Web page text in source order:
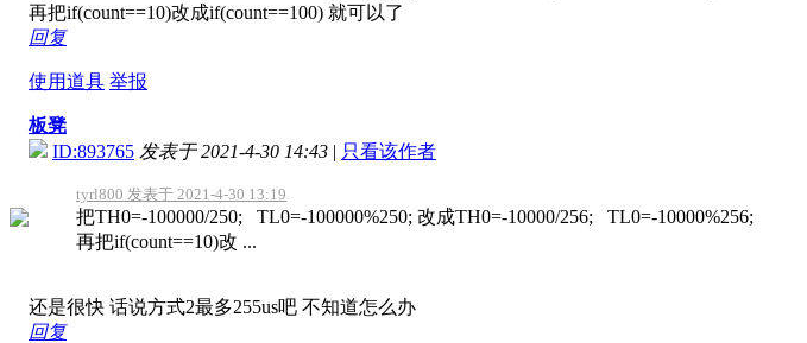
再把if(count==10)改成if(count==100) 就可以了
回复
使用道具 举报
板凳
ID:893765 发表于 2021-4-30 14:43 | 只看该作者
tyrl800 发表于 2021-4-30 13:19
把TH0=-100000/250; TL0=-100000%250; 改成TH0=-10000/256; TL0=-10000%256;
再把if(count==10)改 ...
还是很快 话说方式2最多255us吧 不知道怎么办
回复